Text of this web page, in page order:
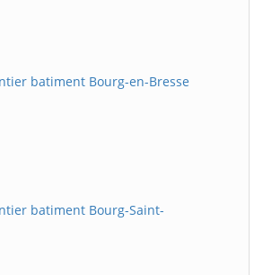
batiment Bourg-en-Bresse
batiment Bourg-Saint-